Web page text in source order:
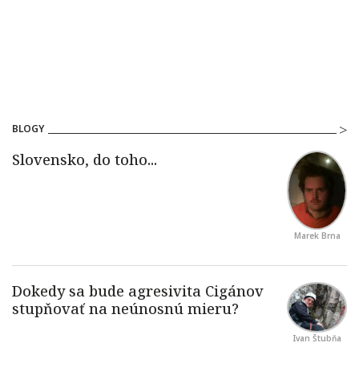
BLOGY
Marek Brna
Ivan Štubňa